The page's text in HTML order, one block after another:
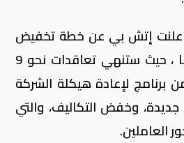
أعلنت إتش بي عن خطة تخفيض
ضخمة لعدد موظفيها ، حيث ستنهي تعاقدات نحو 9
برنامج لإعادة هيكلة الشركة
جديدة، وخفض التكاليف، والتي
العاملين.